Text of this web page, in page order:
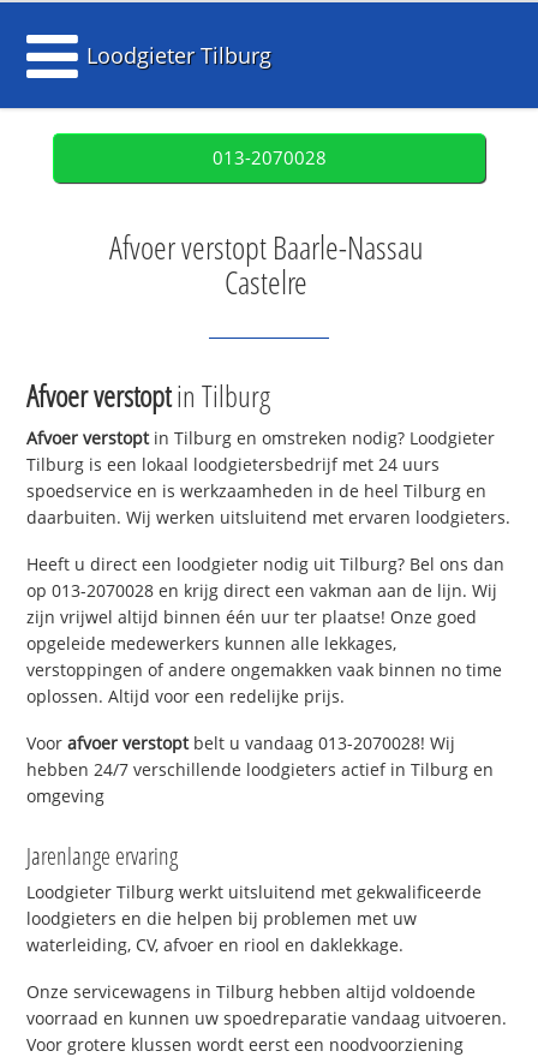
Loodgieter Tilburg
013-2070028
Afvoer verstopt Baarle-Nassau
Castelre
Afvoer verstoptin Tilburg
Afvoer verstoptin Tilburg en omstreken nodig? Loodgieter
Tilburg is een lokaal loodgietersbedrijf met 24 uurs
spoedservice en is werkzaamheden in de heel Tilburg en
daarbuiten. Wij werken uitsluitend met ervaren loodgieters.
Heeft u direct een loodgieter nodig uit Tilburg? Bel ons dan
op 013-2070028 en krijg direct een vakman aan de lijn. Wij
zijn vrijwel altijd binnen één uur ter plaatse! Onze goed
opgeleide medewerkers kunnen alle lekkages,
verstoppingen of andere ongemakken vaak binnen no time
oplossen. Altijd voor een redelijke prijs.
Voorafvoer verstoptbelt u vandaag 013-2070028! Wij
hebben 24/7 verschillende loodgieters actief in Tilburg en
omgeving
Jarenlange ervaring
Loodgieter Tilburg werkt uitsluitend met gekwalificeerde
loodgieters en die helpen bij problemen met uw
waterleiding, CV, afvoer en riool en daklekkage.
Onze servicewagens in Tilburg hebben altijd voldoende
voorraad en kunnen uw spoedreparatie vandaag uitvoeren.
Voor grotere klussen wordt eerst een noodvoorziening